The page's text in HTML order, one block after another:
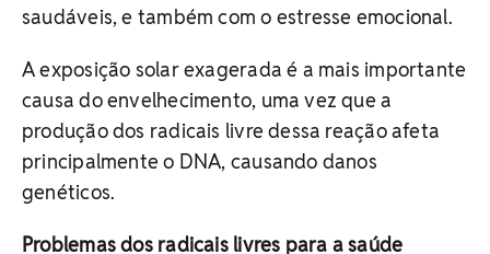
saudáveis, e também com o estresse emocional.
A exposição solar exagerada é a mais importante
causa do envelhecimento, uma vez que a
produção dos radicais livre dessa reação afeta
principalmente o DNA, causando danos
genéticos.
Problemas dos radicais livres para a saúde